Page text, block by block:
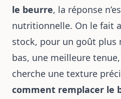
le beurre, la réponse
nutritionnelle. On le fait
stock, pour un goût plus
bas, une meilleure tenue,
cherche une texture
comment remplacer le